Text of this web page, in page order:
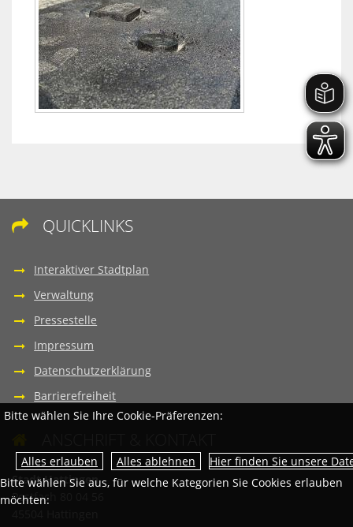
 QUICKLINKS
Interaktiver Stadtplan
Verwaltung
Pressestelle
Impressum
Datenschutzerklärung
Barrierefreiheit
Stadt Hattingen
Postfach 80 04 56
Bitte wählen Sie Ihre Cookie-Präferenzen:
Hier finden Sie unsere
Bitte wählen Sie aus, für welche Kategorien Sie Cookies erlauben
möchten: